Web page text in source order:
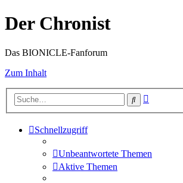
Der Chronist
Das BIONICLE-Fanforum
Zum Inhalt
Suche
Schnellzugriff
Unbeantwortete Themen
Aktive Themen